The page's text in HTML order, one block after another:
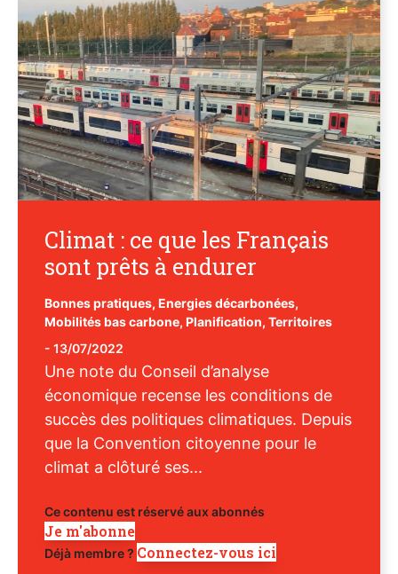
Climat : ce que les Français
sont prêts à endurer
Bonnes pratiques, Energies décarbonées,
Mobilités bas carbone, Planification, Territoires
- 13/07/2022
Une note du Conseil d’analyse
économique recense les conditions de
succès des politiques climatiques. Depuis
que la Convention citoyenne pour le
climat a clôturé ses...
Ce contenu est réservé aux abonnés
Je m'abonne
Déjà membre ? Connectez-vous ici